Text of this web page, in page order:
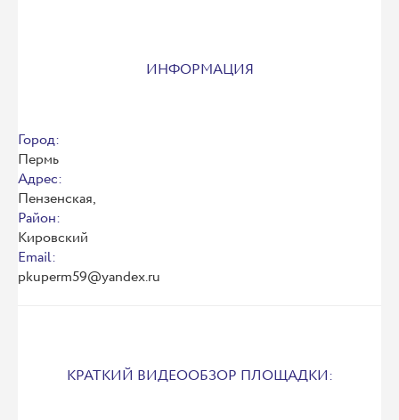
ИНФОРМАЦИЯ
Город:
Пермь
Адрес:
Пензенская,
Район:
Кировский
Email:
pkuperm59@yandex.ru
КРАТКИЙ ВИДЕООБЗОР ПЛОЩАДКИ: